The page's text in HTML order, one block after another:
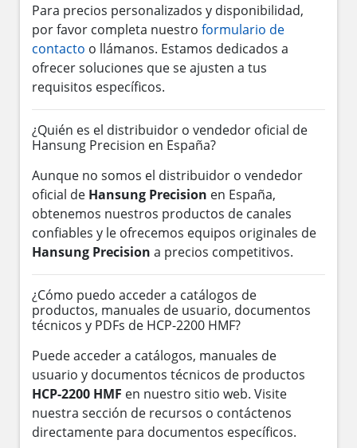
Para precios personalizados y disponibilidad,
por favor completa nuestro formulario de
contacto o llámanos. Estamos dedicados a
ofrecer soluciones que se ajusten a tus
requisitos específicos.
¿Quién es el distribuidor o vendedor oficial de
Hansung Precision en España?
Aunque no somos el distribuidor o vendedor
oficial de Hansung Precision en España,
obtenemos nuestros productos de canales
confiables y le ofrecemos equipos originales de
Hansung Precision a precios competitivos.
¿Cómo puedo acceder a catálogos de
productos, manuales de usuario, documentos
técnicos y PDFs de HCP-2200 HMF?
Puede acceder a catálogos, manuales de
usuario y documentos técnicos de productos
HCP-2200 HMF en nuestro sitio web. Visite
nuestra sección de recursos o contáctenos
directamente para documentos específicos.